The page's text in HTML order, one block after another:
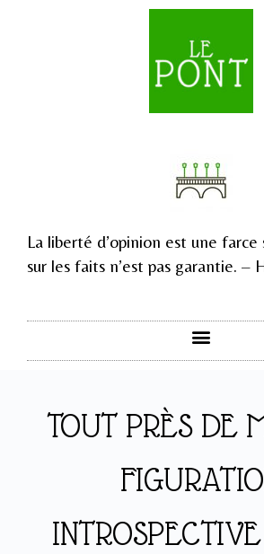
La liberté d’opinion est une farce
sur les faits n’est pas garantie. –
TOUT PRÈS DE